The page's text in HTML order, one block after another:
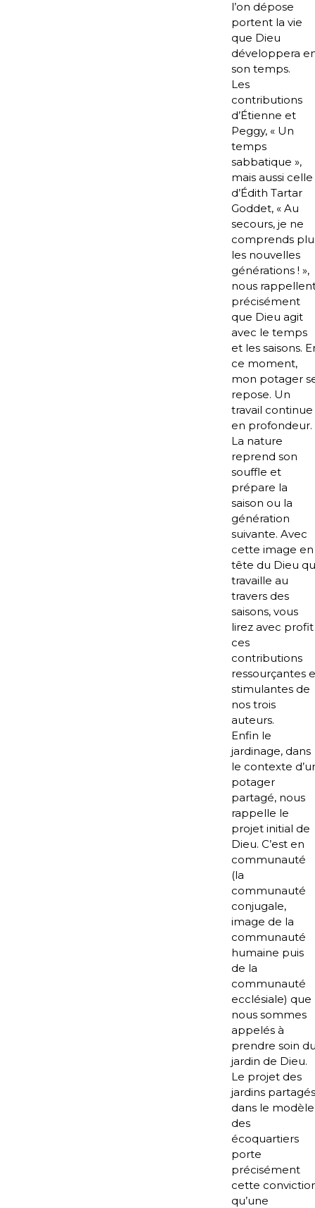
l’on dépose
portent la vie
que Dieu
développera
son temps.
Les
contributions
d’Étienne et
Peggy, « Un
temps
sabbatique »,
mais aussi celle
d’Édith Tartar
Goddet, « Au
secours, je ne
comprends
les nouvelles
générations ! »,
nous
précisément
que Dieu agit
avec le temps
et les saisons.
ce moment,
mon potager
repose. Un
travail continue
en profondeur.
La nature
reprend son
souffle et
prépare la
saison ou la
génération
suivante. Avec
cette image en
tête du Dieu
travaille au
travers des
saisons, vous
lirez avec profit
ces
contributions
ressourçantes
stimulantes de
nos trois
auteurs.
Enfin le
jardinage, dans
le contexte
potager
partagé, nous
rappelle le
projet initial de
Dieu. C’est en
communauté
(la
communauté
conjugale,
image de la
communauté
humaine puis
de la
communauté
ecclésiale) que
nous sommes
appelés à
prendre soin
jardin de Dieu.
Le projet des
jardins partagés
dans le modèle
des
écoquartiers
porte
précisément
cette
qu’une